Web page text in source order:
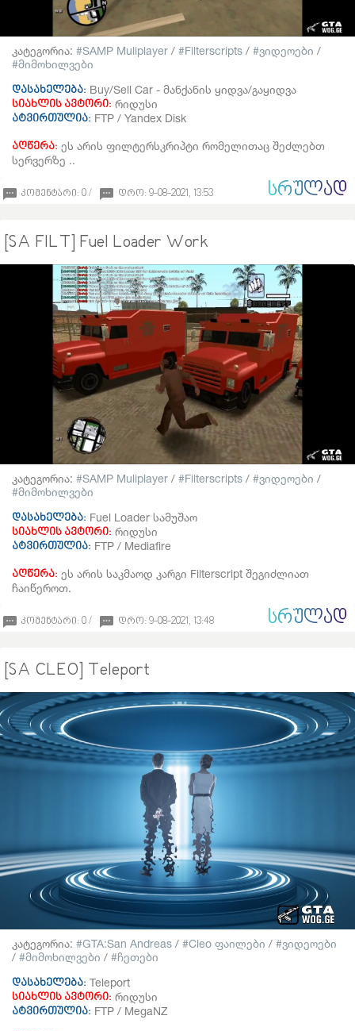
კატეგორია: SAMP Muliplayer / Filterscripts / ვიდეოები /
მიმოხილვები
დასახელება: Buy/Sell Car - მანქანის ყიდვა/გაყიდვა
სიახლის ავტორი: რიდუსი
ატვირთულია: FTP / Yandex Disk
აღწერა: ეს არის ფილტერსკრიპტი რომელითაც შეძლებთ
სერვერზე ..
კომენტარი: 0 / დრო: 9-08-2021, 13:53 ᲡᲠᲣᲚᲐᲓ
[SA FILT] Fuel Loader Work
კატეგორია: SAMP Muliplayer / Filterscripts / ვიდეოები /
მიმოხილვები
დასახელება: Fuel Loader სამუშაო
სიახლის ავტორი: რიდუსი
ატვირთულია: FTP / Mediafire
აღწერა: ეს არის საკმაოდ კარგი Filterscript შეგიძლიათ
ჩაიწეროთ.
კომენტარი: 0 / დრო: 9-08-2021, 13:48 ᲡᲠᲣᲚᲐᲓ
[SA CLEO] Teleport
კატეგორია: GTA:San Andreas / Cleo ფაილები /
ვიდეოები
/
მიმოხილვები /
ჩეთები
დასახელება: Teleport
სიახლის ავტორი: რიდუსი
ატვირთულია: FTP / MegaNZ